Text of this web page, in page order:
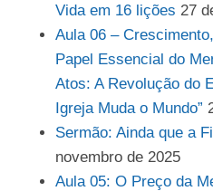
Vida em 16 lições 27
Aula 06 –
Papel Essencial do
Atos: A Revolução do
Igreja Muda o Mundo”
Sermão: Ainda que a
novembro de 2025
Aula 05: O Preço da